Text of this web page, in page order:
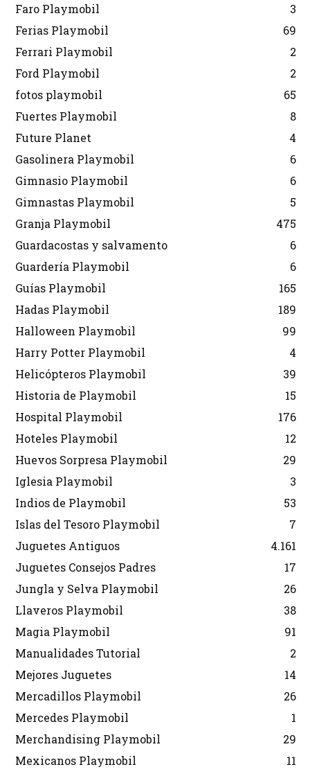
Faro Playmobil
3
Ferias Playmobil
69
Ferrari Playmobil
2
Ford Playmobil
2
fotos playmobil
65
Fuertes Playmobil
8
Future Planet
4
Gasolinera Playmobil
6
Gimnasio Playmobil
6
Gimnastas Playmobil
5
Granja Playmobil
475
Guardacostas y salvamento
6
Guardería Playmobil
6
Guías Playmobil
165
Hadas Playmobil
189
Halloween Playmobil
99
Harry Potter Playmobil
4
Helicópteros Playmobil
39
Historia de Playmobil
15
Hospital Playmobil
176
Hoteles Playmobil
12
Huevos Sorpresa Playmobil
29
Iglesia Playmobil
3
Indios de Playmobil
53
Islas del Tesoro Playmobil
7
Juguetes Antiguos
4.161
Juguetes Consejos Padres
17
Jungla y Selva Playmobil
26
Llaveros Playmobil
38
Magia Playmobil
91
Manualidades Tutorial
2
Mejores Juguetes
14
Mercadillos Playmobil
26
Mercedes Playmobil
1
Merchandising Playmobil
29
Mexicanos Playmobil
11